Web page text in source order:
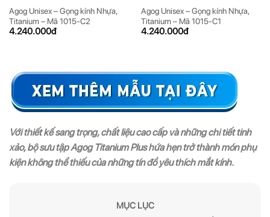
Agog Unisex – Gọng kính Nhựa,
Titanium – Mã 1015-C2
4.240.000đ
Agog Unisex – Gọng kính Nhựa,
Titanium – Mã 1015-C1
4.240.000đ
Với thiết kế sang trọng, chất liệu cao cấp và những chi tiết tinh
xảo, bộ sưu tập Agog Titanium Plus hứa hẹn trở thành món phụ
kiện không thể thiếu của những tín đồ yêu thích mắt kính.
MỤC LỤC